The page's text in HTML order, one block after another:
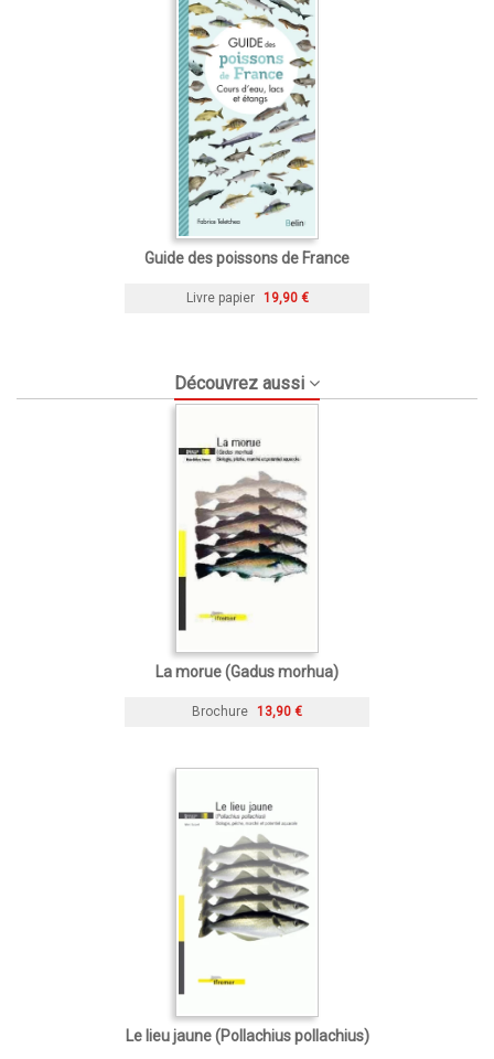
Guide des poissons de France
Livre papier 19,90 €
Découvrez aussi
La morue (Gadus morhua)
Brochure 13,90 €
Le lieu jaune (Pollachius pollachius)